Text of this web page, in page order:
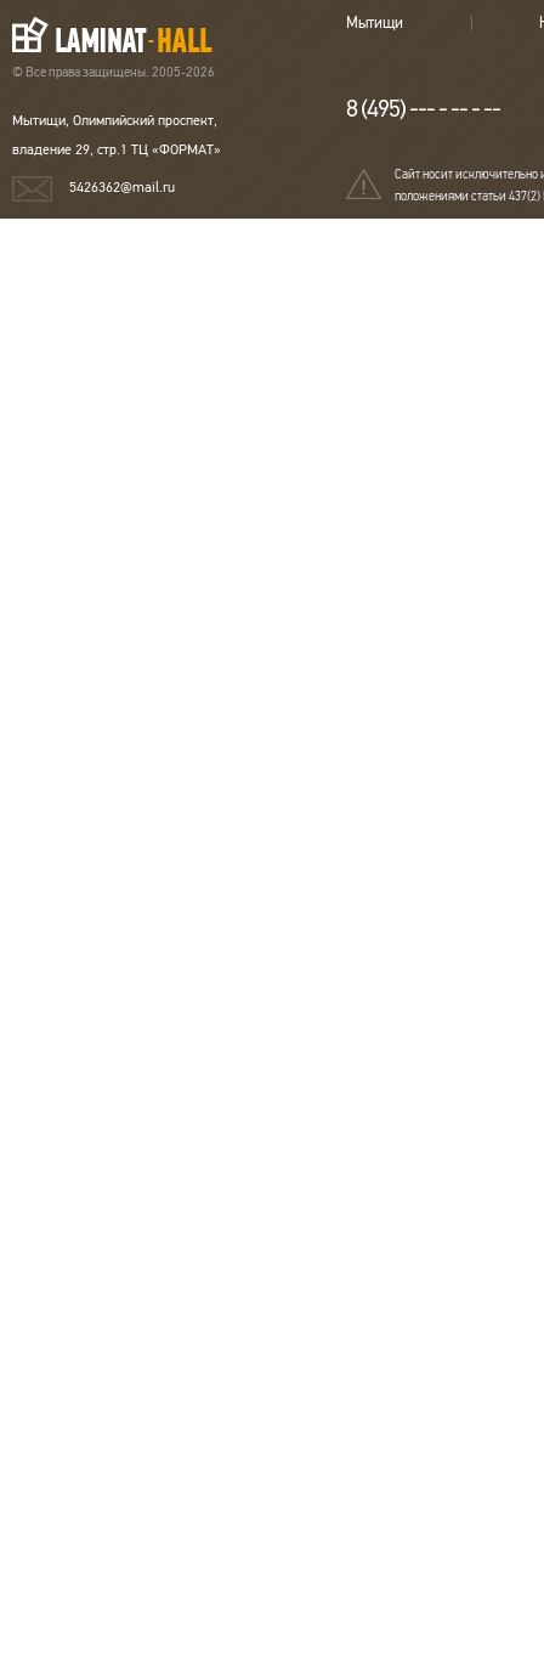
© Все права защищены. 2005-2026
Мытищи, Олимпийский проспект,
владение 29, стр.1 ТЦ «ФОРМАТ»
5426362@mail.ru
Мытищи
8 (495) --- - -- - --
Сайт носит исключительно
положениями статьи